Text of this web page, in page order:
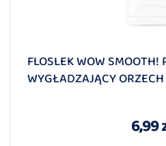
FLOSLEK WOW SMOOTH!
WYGŁADZAJĄCY
6,99